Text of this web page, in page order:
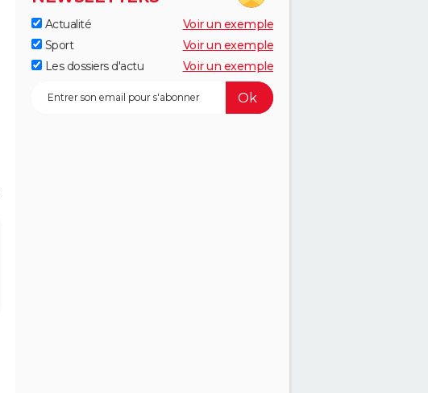
Actualité
Voir un exemple
Sport
Voir un exemple
Les dossiers d'actu
Voir un exemple